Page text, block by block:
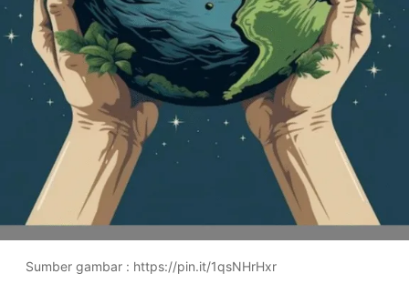
Sumber gambar : https://pin.it/1qsNHrHxr